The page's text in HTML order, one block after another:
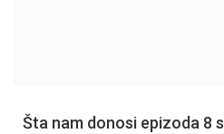
Šta nam donosi epizoda 8